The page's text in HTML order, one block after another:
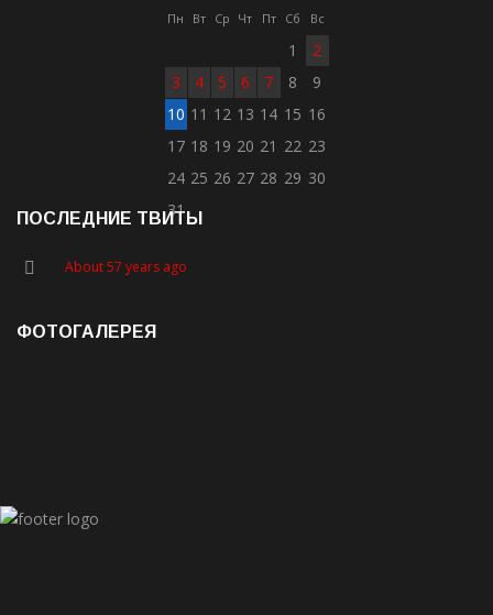
Пн Вт Ср Чт Пт Сб Вс
1
2
3
4 5 6 7 8
9
10 11 12 13 14 15 16
17 18 19 20 21 22 23
24 25 26 27 28 29 30
31
ПОСЛЕДНИЕ ТВИТЫ
About 57 years ago
ФОТОГАЛЕРЕЯ